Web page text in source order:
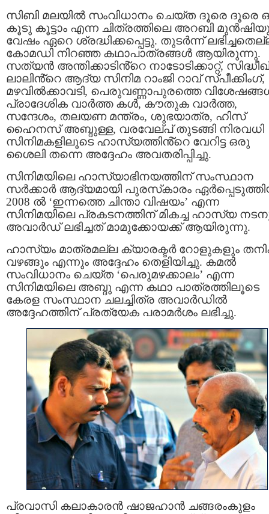
സിബി മലയില്‍ സംവിധാനം ചെയ്ത ദൂരെ ദൂരെ
കൂടു കൂട്ടാം എന്ന ചിത്രത്തിലെ അറബി
വേഷം ഏറെ ശ്രദ്ധിക്കപ്പെട്ടു. തുടർന്ന്
കോമഡി നിറഞ്ഞ കഥാപാത്രങ്ങൾ ആയിരുന്നു.
സത്യൻ അന്തിക്കാടിൻ്റെ നാടോടിക്കാറ്റ്, സിദ്ധീഖ്
ലാലിൻ്റെ ആദ്യ സിനിമ റാംജി റാവ് സ്പീക്കിംഗ്,
മഴവില്‍ക്കാവടി, പെരുവണ്ണാപുരത്തെ
പ്രാദേശിക വാര്‍ത്ത കള്‍, കൗതുക വാര്‍ത്ത,
സന്ദേശം, തലയണ മന്ത്രം, ശുഭയാത്ര, ഹിസ്
ഹൈനസ് അബ്ദുള്ള, വരവേല്പ് തുടങ്ങി നിരവധി
സിനിമകളിലൂടെ ഹാസ്യത്തിൻ്റെ വേറിട്ട ഒരു
ശൈലി തന്നെ അദ്ദേഹം അവതരിപ്പിച്ചു.
സിനിമയിലെ ഹാസ്യാഭിനയത്തിന് സംസ്ഥാന
സര്‍ക്കാര്‍ ആദ്യമായി പുരസ്‌കാരം
2008 ല്‍ ‘ഇന്നത്തെ ചിന്താ വിഷയം’ എന്ന
സിനിമയിലെ പ്രകടനത്തിന് മികച്ച ഹാസ്യ
അവാർഡ് ലഭിച്ചത് മാമുക്കോയക്ക് ആയിരുന്നു.
ഹാസ്യം മാത്രമല്ല ക്യാരക്ടർ റോളുകളും
വഴങ്ങും എന്നും അദ്ദേഹം തെളിയിച്ചു. കമൽ
സംവിധാനം ചെയ്ത ‘പെരുമഴക്കാലം’ എന്ന
സിനിമയിലെ അബ്ദു എന്ന കഥാ പാത്രത്തിലൂടെ
കേരള സംസ്ഥാന ചലച്ചിത്ര അവാർഡിൽ
അദ്ദേഹത്തിന് പ്രത്യേക പരാമർശം ലഭിച്ചു.
പ്രവാസി കലാകാരൻ ഷാജഹാന്‍ ചങ്ങരംകുളം